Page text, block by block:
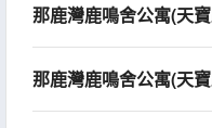
那鹿灣鹿鳴舍公寓(天
那鹿灣鹿鳴舍公寓(天